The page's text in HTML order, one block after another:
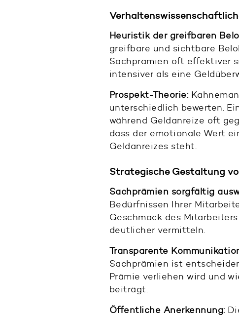
Heuristik der greifbaren
greifbare und sichtbare
Sachprämien oft effektiver
intensiver als eine
Prospekt-Theorie:
unterschiedlich bewerten.
während Geldanreize oft
dass der emotionale Wert
Geldanreizes steht.
Strategische Gestaltung
Sachprämien sorgfältig
Bedürfnissen Ihrer
Geschmack des
deutlicher vermitteln.
Transparente
Sachprämien ist
Prämie verliehen wird und
beiträgt.
Öffentliche Anerkennung: